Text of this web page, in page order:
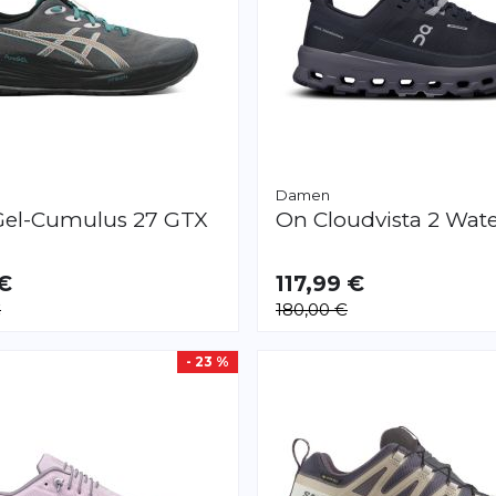
Cumulus 27 GTX
Damen
On Cloudvista 2
VERFÜGBAR
36.540.041.0
117,99 €
180,00 €
- 23 %